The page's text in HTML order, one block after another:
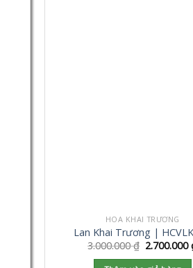
HOA KHAI TRƯƠNG
Lan Khai Trương |
3.000.000₫ 2.700.000